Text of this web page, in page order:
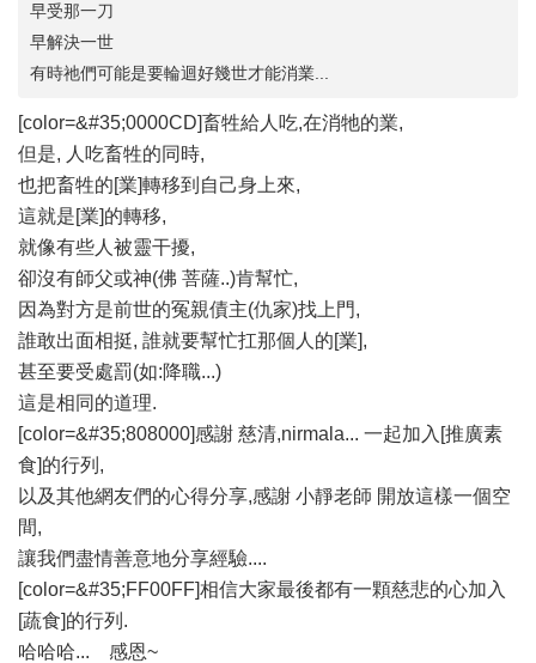
早受那一刀
早解決一世
有時祂們可能是要輪迴好幾世才能消業...
[color=&#35;0000CD]畜牲給人吃,在消牠的業,
但是, 人吃畜牲的同時,
也把畜牲的[業]轉移到自己身上來,
這就是[業]的轉移,
就像有些人被靈干擾,
卻沒有師父或神(佛 菩薩..)肯幫忙,
因為對方是前世的冤親債主(仇家)找上門,
誰敢出面相挺, 誰就要幫忙扛那個人的[業],
甚至要受處罰(如:降職...)
這是相同的道理.
[color=&#35;808000]感謝 慈清,nirmala... 一起加入[推廣素
食]的行列,
以及其他網友們的心得分享,感謝 小靜老師 開放這樣一個空
間,
讓我們盡情善意地分享經驗....
[color=&#35;FF00FF]相信大家最後都有一顆慈悲的心加入
[蔬食]的行列.
哈哈哈...
感恩~